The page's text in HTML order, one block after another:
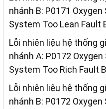
nhánh B: P0171 Oxygen
System Too Lean Fault
Lỗi nhiên liệu hệ thống
nhánh A: P0172 Oxygen
System Too Rich Fault
Lỗi nhiên liệu hệ thống
nhánh B: P0172 Oxygen